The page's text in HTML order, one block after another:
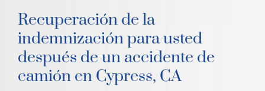
Recuperación de la
indemnización para usted
después de un accidente de
camión en Cypress, CA